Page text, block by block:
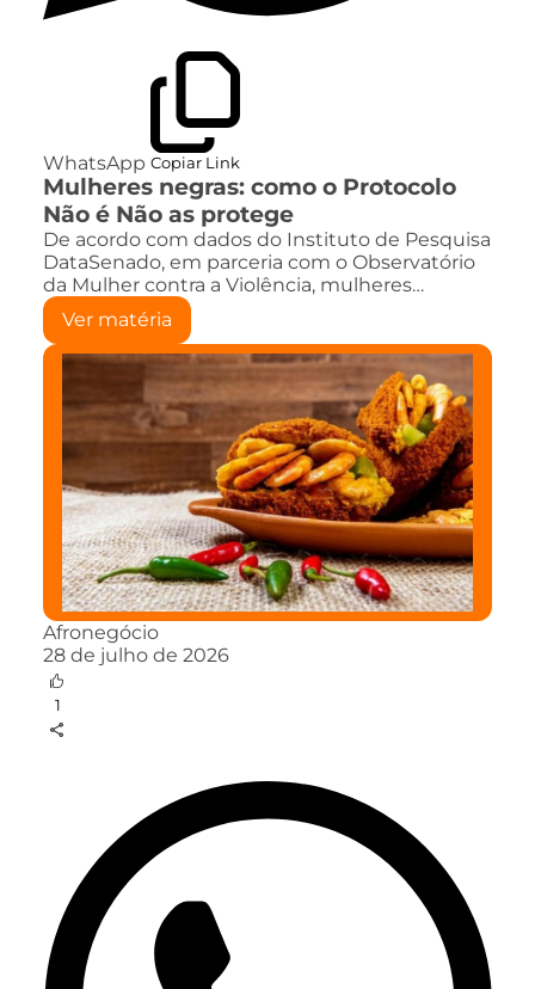
WhatsApp Copiar Link
Mulheres negras: como o Protocolo
Não é Não as protege
De acordo com dados do Instituto de Pesquisa
DataSenado, em parceria com o Observatório
da Mulher contra a Violência, mulheres…
Ver matéria
Afronegócio
28 de julho de 2026
1